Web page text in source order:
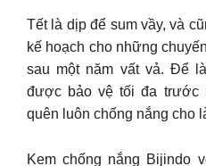
Tết là dịp để sum vầy, và
kế hoạch cho những
sau một năm vất vả. Để
được bảo vệ tối đa trước
quên luôn chống nắng cho
Kem chống nắng Bijindo